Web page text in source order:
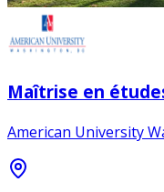
Maîtrise en
American University